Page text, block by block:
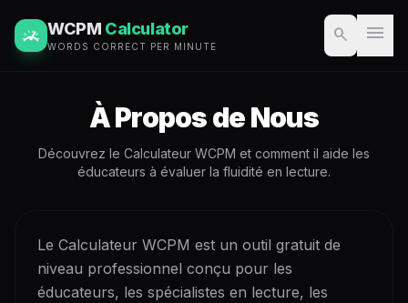
WCPM Calculator
WORDS CORRECT PER MINUTE
search menu
À Propos de Nous
Découvrez le Calculateur WCPM et comment il aide les
éducateurs à évaluer la fluidité en lecture.
Le Calculateur WCPM est un outil gratuit de
niveau professionnel conçu pour les
éducateurs, les spécialistes en lecture, les